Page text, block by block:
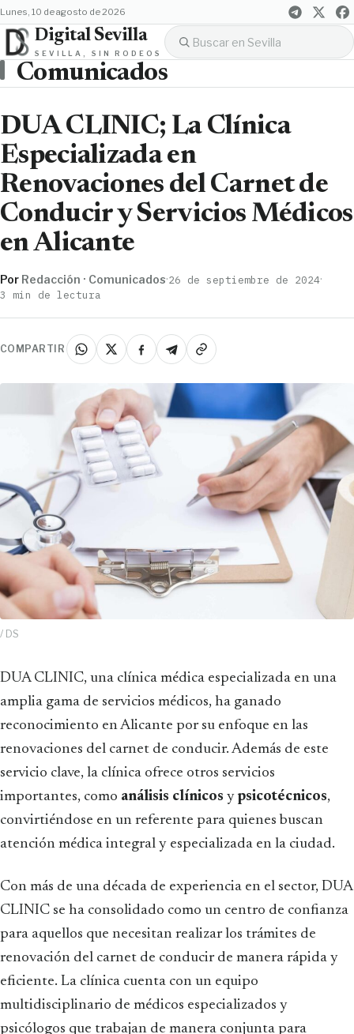
lunes, 10 de agosto de 2026
Digital Sevilla
SEVILLA, SIN RODEOS
Comunicados
DUA CLINIC; La Clínica
Especializada en
Renovaciones del Carnet de
Conducir y Servicios Médicos
en Alicante
Por Redacción · Comunicados·26 de septiembre de 2024·
3 min de lectura
COMPARTIR
/ DS
DUA CLINIC, una clínica médica especializada en una
amplia gama de servicios médicos, ha ganado
reconocimiento en Alicante por su enfoque en las
renovaciones del carnet de conducir. Además de este
servicio clave, la clínica ofrece otros servicios
importantes, como análisis clínicos ypsicotécnicos,
convirtiéndose en un referente para quienes buscan
atención médica integral y especializada en la ciudad.
Con más de una década de experiencia en el sector, DUA
CLINIC se ha consolidado como un centro de confianza
para aquellos que necesitan realizar los trámites de
renovación del carnet de conducir de manera rápida y
eficiente. La clínica cuenta con un equipo
multidisciplinario de médicos especializados y
psicólogos que trabajan de manera conjunta para